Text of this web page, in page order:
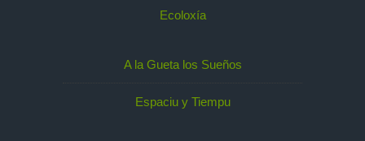
Ecoloxía
A la Gueta los Sueños
Espaciu y Tiempu